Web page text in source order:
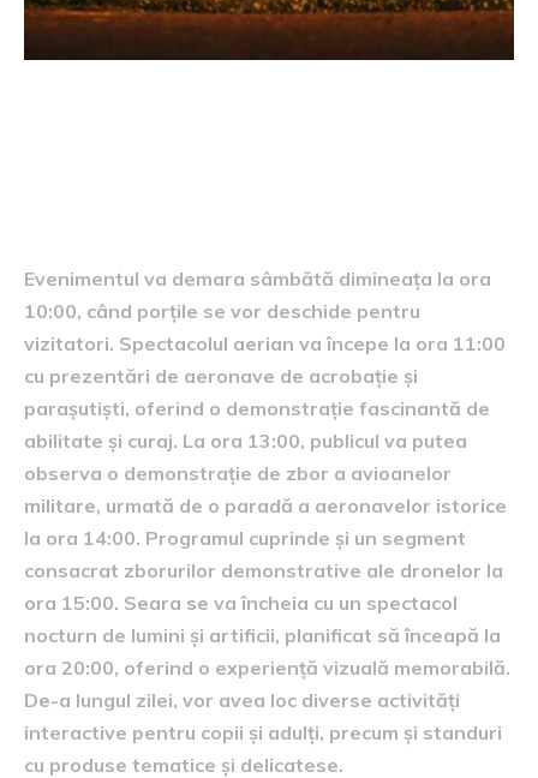
Evenimentul va demara sâmbătă dimineața la ora
10:00, când porțile se vor deschide pentru
vizitatori. Spectacolul aerian va începe la ora 11:00
cu prezentări de aeronave de acrobație și
parașutiști, oferind o demonstrație fascinantă de
abilitate și curaj. La ora 13:00, publicul va putea
observa o demonstrație de zbor a avioanelor
militare, urmată de o paradă a aeronavelor istorice
la ora 14:00. Programul cuprinde și un segment
consacrat zborurilor demonstrative ale dronelor la
ora 15:00. Seara se va încheia cu un spectacol
nocturn de lumini și artificii, planificat să înceapă la
ora 20:00, oferind o experiență vizuală memorabilă.
De-a lungul zilei, vor avea loc diverse activități
interactive pentru copii și adulți, precum și standuri
cu produse tematice și delicatese.